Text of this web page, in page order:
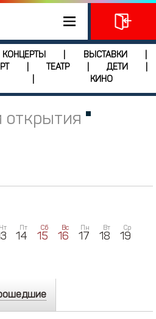
КОНЦЕРТЫ ВЫСТАВКИ
ТЕАТР ДЕТИ
КИНО
открытия
Чт Пт
14
Сб
15
Вс
16
Пн
17
Вт
18
Ср
19
2026